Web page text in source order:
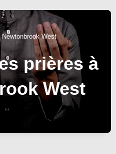
Newtonbrook West
prières à
West